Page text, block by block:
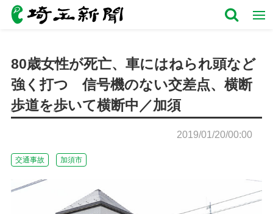
80歳女性が死亡、車にはねられ頭など
強く打つ 信号機のない交差点、横断
歩道を歩いて横断中／加須
2019/01/20/00:00
交通事故 加須市